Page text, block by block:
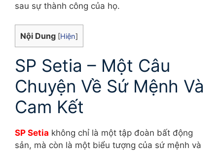
sau sự thành công của họ.
Nội Dung [Hiện]
SP Setia – Một Câu
Chuyện Về Sứ Mệnh Và
Cam Kết
SP Setia không chỉ là một tập đoàn bất động
sản, mà còn là một biểu tượng của sứ mệnh và